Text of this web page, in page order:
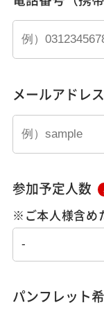
メールアドレス
参加予定人数
※ご本人様含め
パンフレット